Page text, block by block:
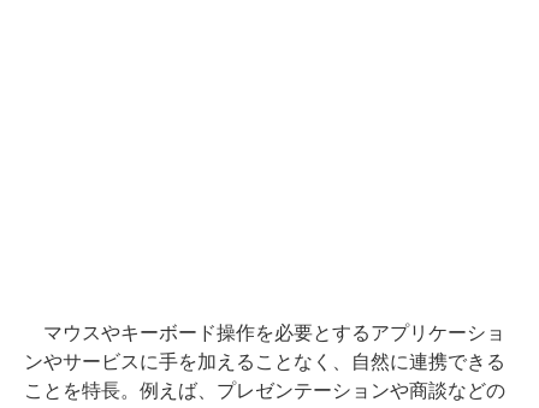
マウスやキーボード操作を必要とするアプリケーショ
ンやサービスに手を加えることなく、自然に連携できる
ことを特長。例えば、プレゼンテーションや商談などの